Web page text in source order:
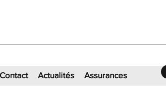
Contact Actualités Assurances